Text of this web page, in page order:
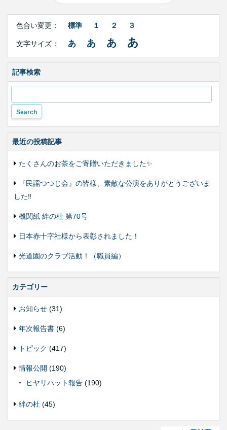
Right
Contents
合
変
色合い変更： 標準 １ ２ ３
文字サイズ： あ あ あ あ
記事検索
最近の投稿記事
たくさんのお茶をご寄贈いただきました✨
『民謡つつじ会』の皆様、素敵な公演をありがとうございま
した‼️
機関紙 絆の杜 第70号
日本赤十字社様から表彰されました！
光道園のクラブ活動！（職員編）
カテゴリー
お知らせ (31)
年次報告書 (6)
トピック (417)
情報公開 (190)
ヒヤリハット報告 (190)
絆の杜 (45)